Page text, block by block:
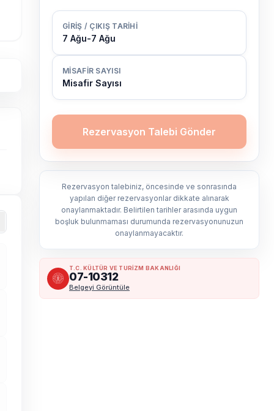
GIRIŞ / ÇIKIŞ TARIHI
7 Ağu-7 Ağu
MISAFIR SAYISI
Misafir Sayısı
Rezervasyon Talebi Gönder
Rezervasyon talebiniz, öncesinde ve sonrasında
yapılan diğer rezervasyonlar dikkate alınarak
onaylanmaktadır. Belirtilen tarihler arasında uygun
boşluk bulunmaması durumunda rezervasyonunuzun
onaylanmayacaktır.
T.C. KÜLTÜR VE TURİZM BAKANLIĞI
07-10312
Belgeyi Görüntüle